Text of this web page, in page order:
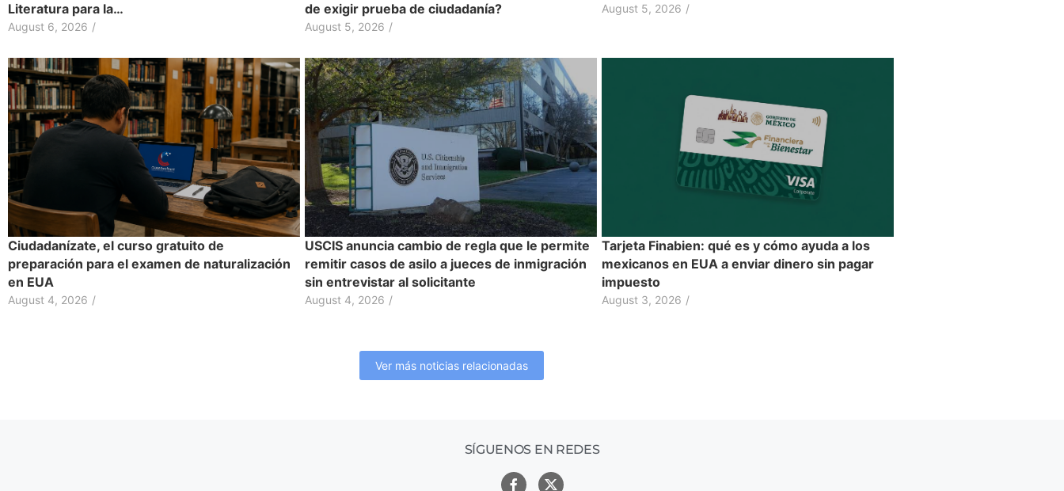
Literatura para la…
August 6, 2026 /
de exigir prueba de ciudadanía?
August 5, 2026 /
August 5, 2026 /
Ciudadanízate, el curso gratuito de
preparación para el examen de naturalización
en EUA
August 4, 2026 /
USCIS anuncia cambio de regla que le permite
remitir casos de asilo a jueces de inmigración
sin entrevistar al solicitante
August 4, 2026 /
Tarjeta Finabien: qué es y cómo ayuda a los
mexicanos en EUA a enviar dinero sin pagar
impuesto
August 3, 2026 /
Ver más noticias relacionadas
SÍGUENOS EN REDES